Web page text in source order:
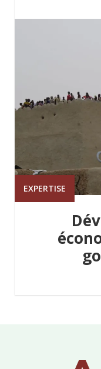
EXPERTISE